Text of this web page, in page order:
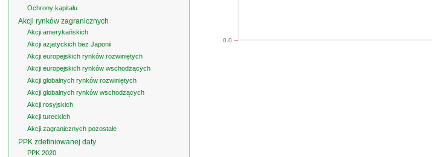
0.0
Ochrony kapitału
Akcji rynków zagranicznych
Akcji amerykańskich
Akcji azjatyckich bez Japonii
Akcji europejskich rynków rozwiniętych
Akcji europejskich rynków wschodzących
Akcji globalnych rynków rozwiniętych
Akcji globalnych rynków wschodzących
Akcji rosyjskich
Akcji tureckich
Akcji zagranicznych pozostałe
PPK zdefiniowanej daty
PPK 2020